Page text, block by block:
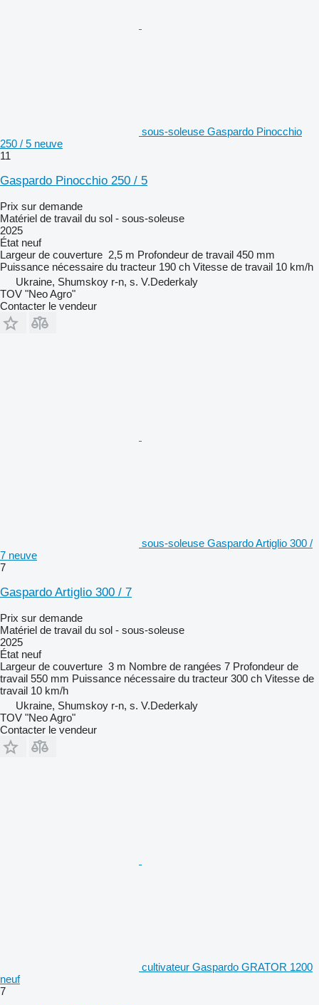
sous-soleuse Gaspardo Pinocchio
250 / 5 neuve
11
Gaspardo Pinocchio 250 / 5
Prix sur demande
Matériel de travail du sol - sous-soleuse
2025
État neuf
Largeur de couverture 2,5 m Profondeur de travail 450 mm
Puissance nécessaire du tracteur 190 ch Vitesse de travail 10 km/h
Ukraine, Shumskoy r-n, s. V.Dederkaly
TOV "Neo Agro"
Contacter le vendeur
sous-soleuse Gaspardo Artiglio 300 /
7 neuve
7
Gaspardo Artiglio 300 / 7
Prix sur demande
Matériel de travail du sol - sous-soleuse
2025
État neuf
Largeur de couverture 3 m Nombre de rangées 7 Profondeur de
travail 550 mm Puissance nécessaire du tracteur 300 ch Vitesse de
travail 10 km/h
Ukraine, Shumskoy r-n, s. V.Dederkaly
TOV "Neo Agro"
Contacter le vendeur
cultivateur Gaspardo GRATOR 1200
neuf
7